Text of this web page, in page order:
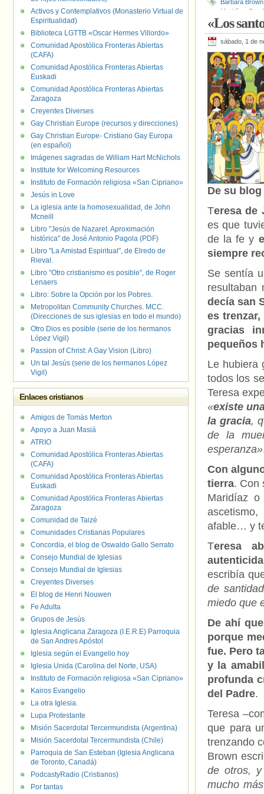
Barbara Brown
Maridíaz
San
Alejandría,
«Los
sábado, 1 de
De su blog
Teresa de
es que
de la fe y
siempre
Se sentía
resultaban
decía san
es
gracias
pequeños
Le hubiera
todos los
Teresa
«existe
la gracia,
de la
esperanza»
Con
tierra. Con
Maridíaz
afable… y
Teresa
escribía
de
miedo que
De ahí
porque
fue. Pero
y la
profunda
del Padre.
Teresa
que para
trenzando
Brown
de otros,
mucho
Activos y Contemplativos (Monasterio Virtual de
Espiritualidad)
Biblioteca LGTTB «Oscar Hermes Villordo»
Comunidad Apostólica Fronteras Abiertas
(CAFA)
Comunidad Apostólica Fronteras Abiertas
Euskadi
Comunidad Apostólica Fronteras Abiertas
Zaragoza
Creyentes Diverses
Gay Christian Europe (recursos y direcciones)
Gay Christian Europe- Cristiano Gay Europa
(en español)
Imágenes sagradas de William Hart McNichols
Institute for Welcoming Resources
Instituto de Formación religiosa «San Cipriano»
Jesús in Love
La iglesia ante la homosexualidad, de John
Mcneill
Libro "Jesús de Nazaret. Aproximación
histórica" de José Antonio Pagola (PDF)
Libro "La Amistad Espiritual", de Elredo de
Rieval.
Libro "Otro cristianismo es posible", de Roger
Lenaers
Libro: Sobre la Opción por los Pobres.
Metropolitan Community Churches. MCC.
(Direcciones de sus iglesias en todo el mundo)
Otro Dios es posible (serie de los hermanos
López Vigil)
Passion of Christ: A Gay Vision (Libro)
Un tal Jesús (serie de los hermanos López
Vigil)
Enlaces cristianos
Amigos de Tomás Merton
Apoyo a Juan Masiá
ATRIO
Comunidad Apostólica Fronteras Abiertas
(CAFA)
Comunidad Apostólica Fronteras Abiertas
Euskadi
Comunidad Apostólica Fronteras Abiertas
Zaragoza
Comunidad de Taizé
Comunidades Cristianas Populares
Concordia, el blog de Oswaldo Gallo Serrato
Consejo Mundial de Iglesias
Consejo Mundial de Iglesias
Creyentes Diverses
El blog de Henri Nouwen
Fe Adulta
Grupos de Jesús
Iglesia Anglicana Zaragoza (I.E.R.E) Parroquia
de San Andres Apóstol
Iglesia según el Evangelio hoy
Iglesia Unida (Carolina del Norte, USA)
Instituto de Formación religiosa «San Cipriano»
Kairos Evangelio
La otra Iglesia.
Lupa Protestante
Misión Sacerdotal Tercermundista (Argentina)
Misión Sacerdotal Tercermundista (Chile)
Parroquia de San Esteban (Iglesia Anglicana
de Toronto, Canadá)
PodcastyRadio (Cristianos)
Por tantas